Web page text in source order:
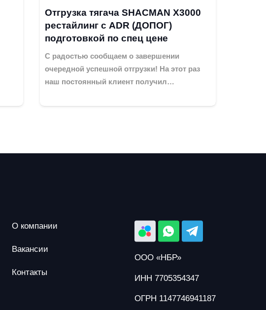
Отгрузка тягача SHACMAN X3000
рестайлинг с ADR (ДОПОГ)
подготовкой по спец цене
С радостью сообщаем о завершении
очередной успешной отгрузки! На этот раз
наш постоянный клиент получил…
О компании
Вакансии
Контакты
ООО «НБР»
ИНН 7705354347
ОГРН 1147746941187